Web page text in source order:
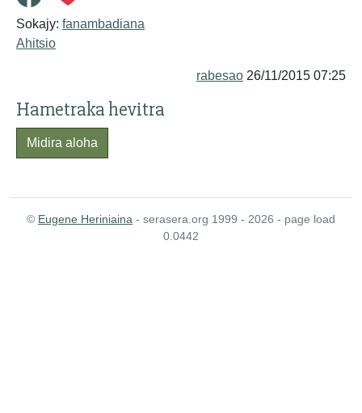
Sokajy: fanambadiana
Ahitsio
rabesao 26/11/2015 07:25
Hametraka hevitra
Midira aloha
© Eugene Heriniaina - serasera.org 1999 - 2026 - page load
0.0442